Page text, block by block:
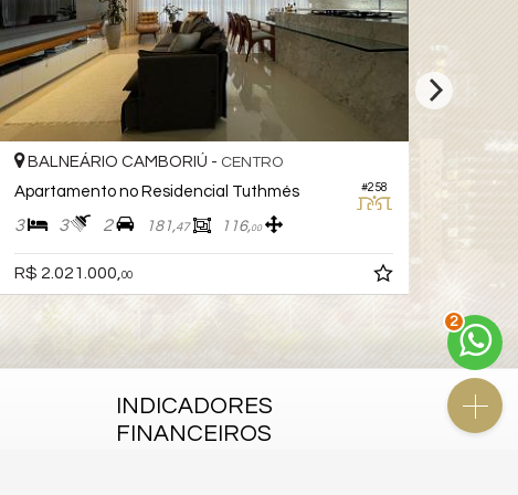
#258
BALNEÁRIO CAMBORIÚ - CENTRO
Apartamento no Residencial Tuthmés
3 3 2 181,47 116,00
R$ 2.021.000, 00
3
INDICADORES
FINANCEIROS
2